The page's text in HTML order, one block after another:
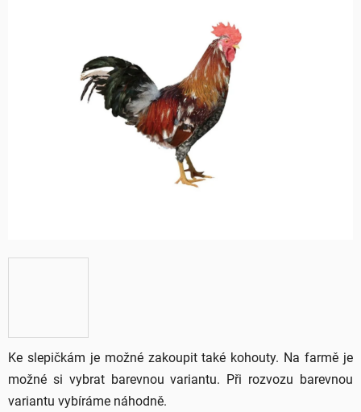
Ke slepičkám je možné zakoupit také kohouty. Na farmě je
možné si vybrat barevnou variantu. Při rozvozu barevnou
variantu vybíráme náhodně.